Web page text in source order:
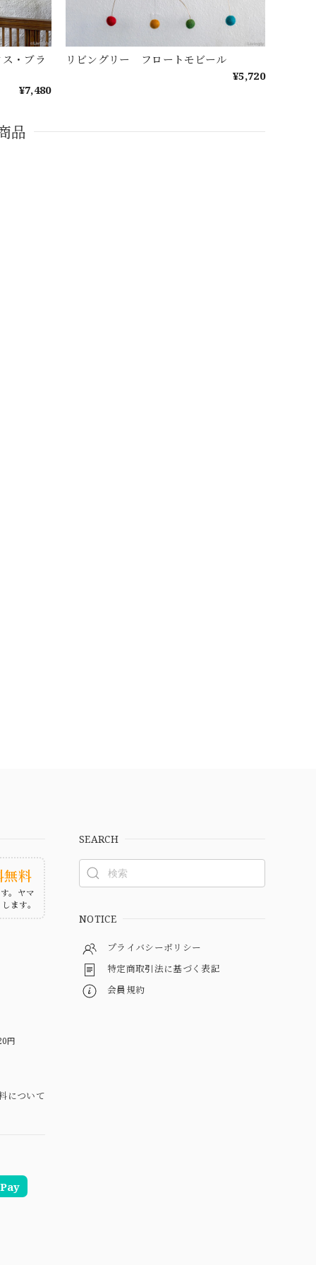
・ブラ
¥7,480
リビングリー フロートモビール
¥5,720
品
無料
。ヤマ
ます。
円
について
SEARCH
NOTICE
プライバシーポリシー
特定商取引法に基づく表記
会員規約